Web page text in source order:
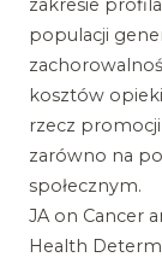
zakresie
populacji
kosztów
rzecz
zarówno na
społecznym.
JA on Cancer
Health